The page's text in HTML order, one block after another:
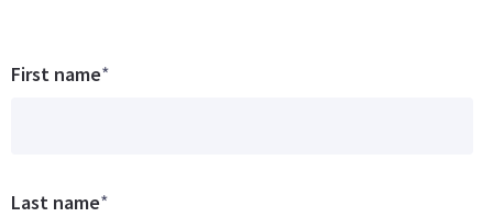
First name*
Last name*